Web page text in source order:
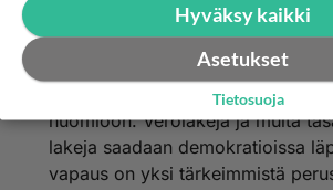
Onhan näistä esimerkkejä ollut.
Totta kai kapitalistinen,
parempi. Siellä otetaan aina
huomioon. Verolakeja ja muita
lakeja saadaan demokratioissa
vapaus on yksi tärkeimmistä
Hyväksy kaikki
Asetukset
Tietosuoja